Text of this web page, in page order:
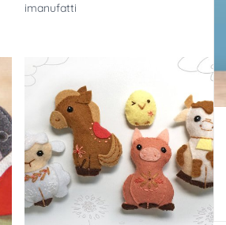
imanufatti